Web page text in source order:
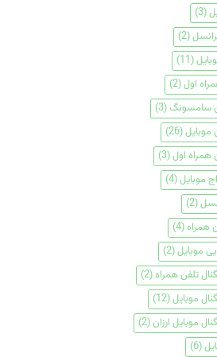
(3)
(2)
(11)
اول(2)
سامسونگ(3)
موبایل(26)
همراه اول(3)
موبایل(4)
(2)
همراه(4)
موبایل(2)
تلفن همراه(2)
موبایل(12)
موبایل ارزان(2)
(6)